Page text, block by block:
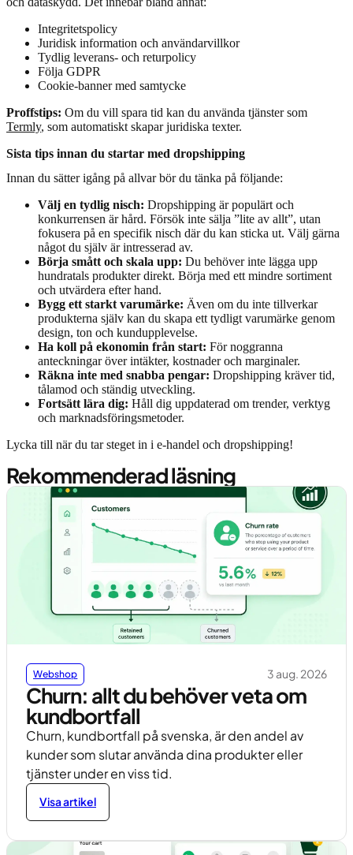
Integritetspolicy
Juridisk information och användarvillkor
Tydlig leverans- och returpolicy
Följa GDPR
Cookie-banner med samtycke
Proffstips: Om du vill spara tid kan du använda tjänster som
Termly, som automatiskt skapar juridiska texter.
Sista tips innan du startar med dropshipping
Innan du sätter igång på allvar bör du tänka på följande:
Välj en tydlig nisch: Dropshipping är populärt och
konkurrensen är hård. Försök inte sälja ”lite av allt”, utan
fokusera på en specifik nisch där du kan sticka ut. Välj gärna
något du själv är intresserad av.
Börja smått och skala upp: Du behöver inte lägga upp
hundratals produkter direkt. Börja med ett mindre sortiment
och utvärdera efter hand.
Bygg ett starkt varumärke: Även om du inte tillverkar
produkterna själv kan du skapa ett tydligt varumärke genom
design, ton och kundupplevelse.
Ha koll på ekonomin från start: För noggranna
anteckningar över intäkter, kostnader och marginaler.
Räkna inte med snabba pengar: Dropshipping kräver tid,
tålamod och ständig utveckling.
Fortsätt lära dig: Håll dig uppdaterad om trender, verktyg
och marknadsföringsmetoder.
Lycka till när du tar steget in i e-handel och dropshipping!
Rekommenderad läsning
Webshop 3 aug. 2026
Churn: allt du behöver veta om
kundbortfall
Churn, kundbortfall på svenska, är den andel av
kunder som slutar använda dina produkter eller
tjänster under en viss tid.
Visa artikel